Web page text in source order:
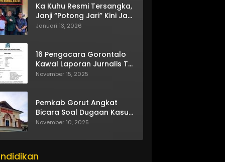
Ka Kuhu Resmi Tersangka,
Janji “Potong Jari” Kini Jadi
Bumerang
Januari 13, 2026
16 Pengacara Gorontalo
Kawal Laporan Jurnalis TV
One
November 15, 2025
Pemkab Gorut Angkat
Bicara Soal Dugaan Kasus
Asusila Oknum ASN
November 10, 2025